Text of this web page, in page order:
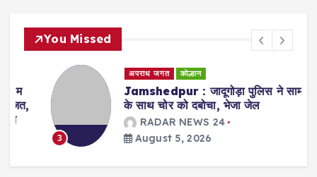
You Missed
अपराध जगत कोल्हान
Jamshedpur : जादूगोड़ा पुलिस ने सामान
के साथ चोर को दबोचा, भेजा जेल
RADAR NEWS 24
August 5, 2026